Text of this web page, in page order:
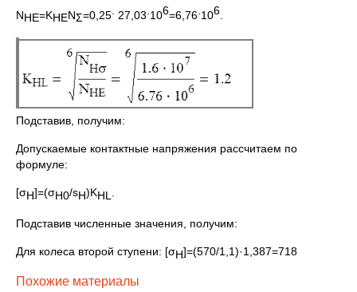
NНЕ=KНЕNΣ=0,25 27,03 106=6,76 106
Подставив, получим:
Допускаемые контактные напряжения рассчитаем по
формуле:
[σН]=(σН0/sН)KHL
Подставив численные значения, получим:
Для колеса второй ступени: [σН]=(570/1,1)·1,387=718
Похожие материалы